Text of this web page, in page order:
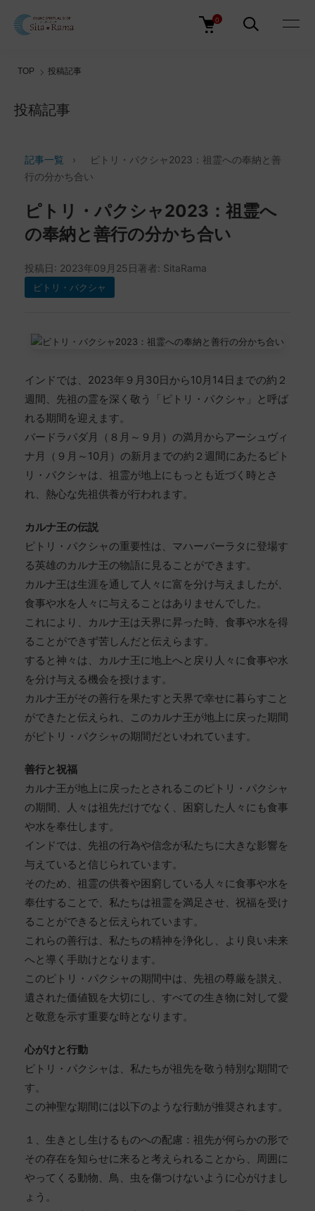
0
TOP 投稿記事
投稿記事
記事一覧 ›
ピトリ・パクシャ2023：祖霊への奉納と善
行の分かち合い
ピトリ・パクシャ2023：祖霊へ
の奉納と善行の分かち合い
投稿日: 2023年09月25日著者: SitaRama
ピトリ・パクシャ
インドでは、2023年９月30日から10月14日までの約２
週間、先祖の霊を深く敬う「ピトリ・パクシャ」と呼ば
れる期間を迎えます。
バードラパダ月（８月～９月）の満月からアーシュヴィ
ナ月（９月～10月）の新月までの約２週間にあたるピト
リ・パクシャは、祖霊が地上にもっとも近づく時とさ
れ、熱心な先祖供養が行われます。
カルナ王の伝説
ピトリ・パクシャの重要性は、マハーバーラタに登場す
る英雄のカルナ王の物語に見ることができます。
カルナ王は生涯を通して人々に富を分け与えましたが、
食事や水を人々に与えることはありませんでした。
これにより、カルナ王は天界に昇った時、食事や水を得
ることができず苦しんだと伝えらます。
すると神々は、カルナ王に地上へと戻り人々に食事や水
を分け与える機会を授けます。
カルナ王がその善行を果たすと天界で幸せに暮らすこと
ができたと伝えられ、このカルナ王が地上に戻った期間
がピトリ・パクシャの期間だといわれています。
善行と祝福
カルナ王が地上に戻ったとされるこのピトリ・パクシャ
の期間、人々は祖先だけでなく、困窮した人々にも食事
や水を奉仕します。
インドでは、先祖の行為や信念が私たちに大きな影響を
与えていると信じられています。
そのため、祖霊の供養や困窮している人々に食事や水を
奉仕することで、私たちは祖霊を満足させ、祝福を受け
ることができると伝えられています。
これらの善行は、私たちの精神を浄化し、より良い未来
へと導く手助けとなります。
このピトリ・パクシャの期間中は、先祖の尊厳を讃え、
遺された価値観を大切にし、すべての生き物に対して愛
と敬意を示す重要な時となります。
心がけと行動
ピトリ・パクシャは、私たちが祖先を敬う特別な期間で
す。
この神聖な期間には以下のような行動が推奨されます。
１、生きとし生けるものへの配慮：祖先が何らかの形で
その存在を知らせに来ると考えられることから、周囲に
やってくる動物、鳥、虫を傷つけないように心がけまし
ょう。